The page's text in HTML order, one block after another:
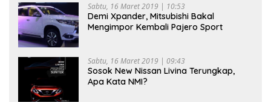
Sabtu, 16 Maret 2019 | 10:53
Demi Xpander, Mitsubishi Bakal
Mengimpor Kembali Pajero Sport
Sabtu, 16 Maret 2019 | 09:43
Sosok New Nissan Livina Terungkap,
Apa Kata NMI?